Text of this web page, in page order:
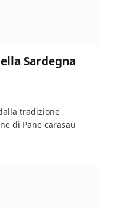
Sardegna
tradizione
di Pane carasau